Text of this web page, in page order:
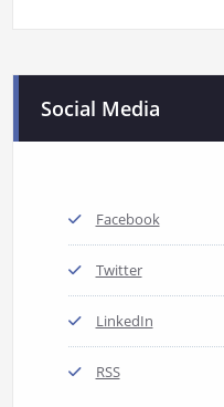
Social Media
Facebook
Twitter
LinkedIn
RSS